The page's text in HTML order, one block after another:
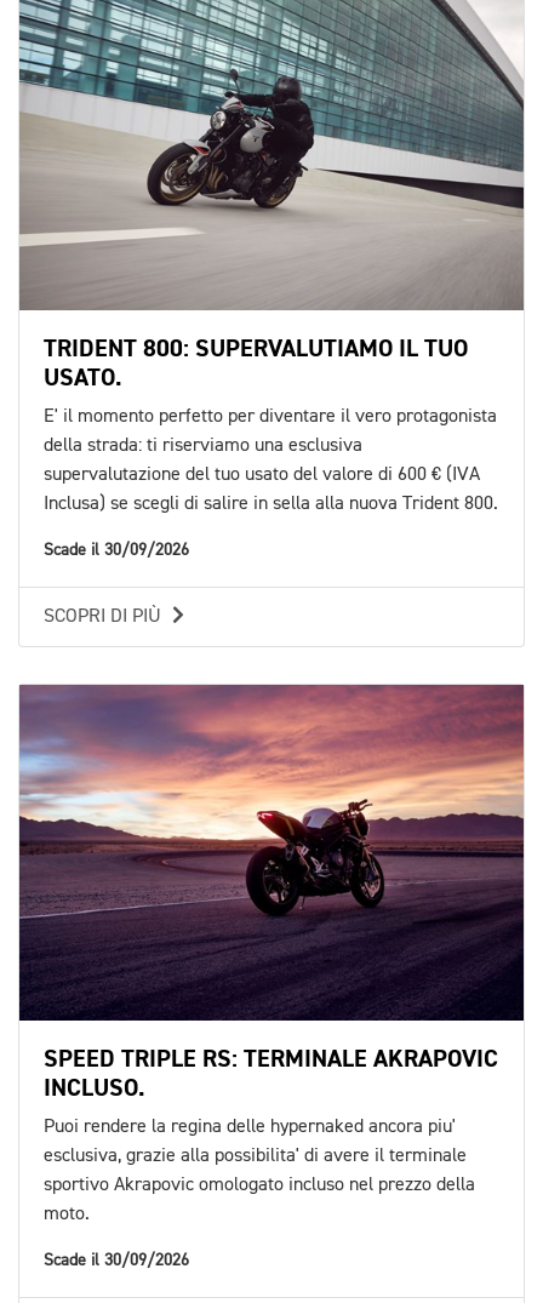
TRIDENT 800: SUPERVALUTIAMO IL TUO
USATO.
E' il momento perfetto per diventare il vero protagonista
della strada: ti riserviamo una esclusiva
supervalutazione del tuo usato del valore di 600 € (IVA
Inclusa) se scegli di salire in sella alla nuova Trident 800.
Scade il 30/09/2026
SCOPRI DI PIÙ
SPEED TRIPLE RS: TERMINALE AKRAPOVIC
INCLUSO.
Puoi rendere la regina delle hypernaked ancora piu'
esclusiva, grazie alla possibilita' di avere il terminale
sportivo Akrapovic omologato incluso nel prezzo della
moto.
Scade il 30/09/2026